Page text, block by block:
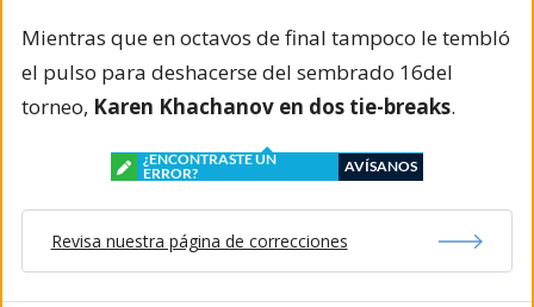
Mientras que en octavos de final tampoco le tembló
el pulso para deshacerse del sembrado 16del
torneo, Karen Khachanov en dos tie-breaks.
¿ENCONTRASTE UN
ERROR?
AVÍSANOS
Revisa nuestra página de correcciones